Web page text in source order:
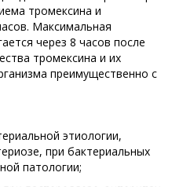
тромексина и
Максимальная
через 8 часов после
тромексина и их
преимущественно с
этиологии,
при бактериальных
патологии;